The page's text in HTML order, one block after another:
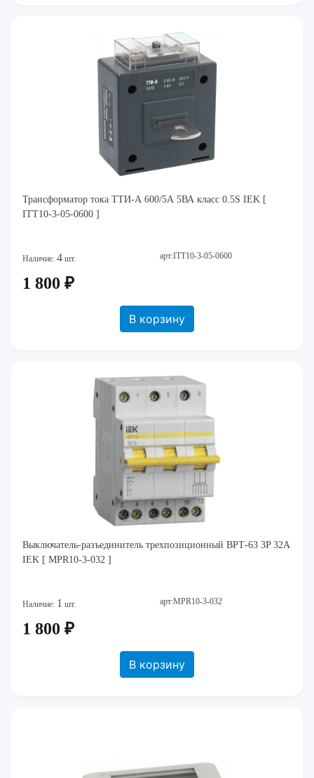
Трансформатор тока ТТИ-А 600/5А 5ВА класс 0.5S IEK [
ITT10-3-05-0600 ]
Наличие: 4 шт. арт:ITT10-3-05-0600
1 800 ₽
В корзину
Выключатель-разъединитель трехпозиционный ВРТ-63 3P 32А
IEK [ MPR10-3-032 ]
Наличие: 1 шт. арт:MPR10-3-032
1 800 ₽
В корзину